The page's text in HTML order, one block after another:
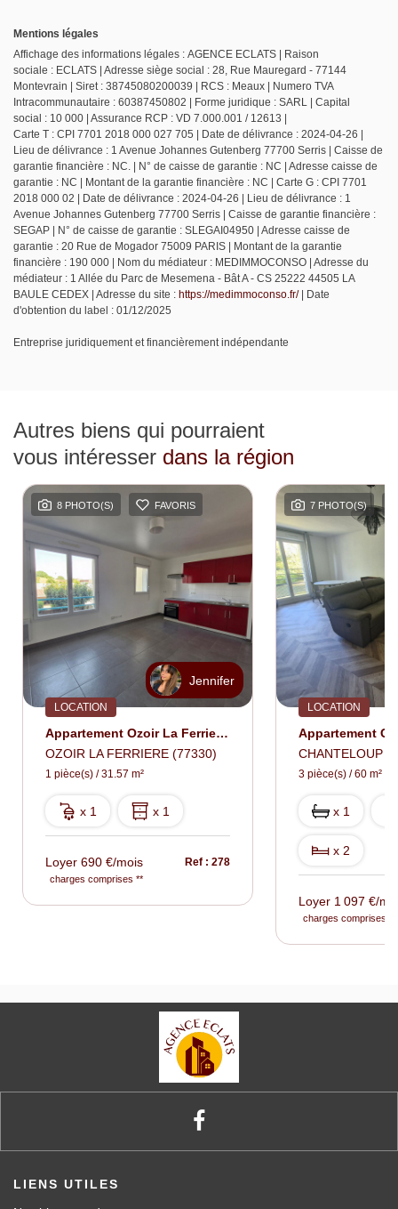
Mentions légales
Affichage des informations légales : AGENCE ECLATS | Raison
sociale : ECLATS | Adresse siège social : 28, Rue Mauregard - 77144
Montevrain | Siret : 38745080200039 | RCS : Meaux | Numero TVA
Intracommunautaire : 60387450802 | Forme juridique : SARL | Capital
social : 10 000 | Assurance RCP : VD 7.000.001 / 12613 |
Carte T : CPI 7701 2018 000 027 705 | Date de délivrance : 2024-04-26 |
Lieu de délivrance : 1 Avenue Johannes Gutenberg 77700 Serris | Caisse de
garantie financière : NC. | N° de caisse de garantie : NC | Adresse caisse de
garantie : NC | Montant de la garantie financière : NC | Carte G : CPI 7701
2018 000 02 | Date de délivrance : 2024-04-26 | Lieu de délivrance : 1
Avenue Johannes Gutenberg 77700 Serris | Caisse de garantie financière :
SEGAP | N° de caisse de garantie : SLEGAI04950 | Adresse caisse de
garantie : 20 Rue de Mogador 75009 PARIS | Montant de la garantie
financière : 190 000 | Nom du médiateur : MEDIMMOCONSO | Adresse du
médiateur : 1 Allée du Parc de Mesemena - Bât A - CS 25222 44505 LA
BAULE CEDEX | Adresse du site : https://medimmoconso.fr/| Date
d'obtention du label : 01/12/2025
Entreprise juridiquement et financièrement indépendante
Autres biens qui pourraient
vous intéresser dans la région
8 PHOTO(S) FAVORIS
Jennifer
LOCATION
Appartement Ozoir La Ferriere 1 Pièce(s) 31.57 M2
OZOIR LA FERRIERE (77330)
1 pièce(s) / 31.57 m²
x 1 x 1
Loyer 690 €/mois
charges comprises **
Ref : 278
7 PHOTO(S)
LOCATION
CHANTELOUP
3 pièce(s) / 60 m²
x 1
x 2
Loyer 1 097 €/
charges comprises **
LIENS UTILES